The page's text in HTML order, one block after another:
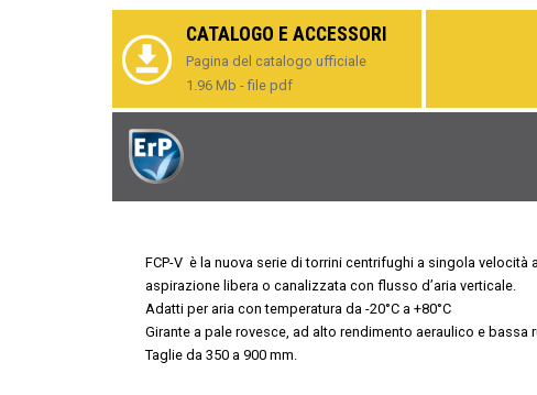
CATALOGO E ACCESSORI
Pagina del catalogo ufficiale
1.96 Mb - file pdf
FCP-V è la nuova serie di torrini centrifughi a singola velocità
aspirazione libera o canalizzata con flusso d’aria verticale.
Adatti per aria con temperatura da -20°C a +80°C
Girante a pale rovesce, ad alto rendimento aeraulico e bassa
Taglie da 350 a 900 mm.